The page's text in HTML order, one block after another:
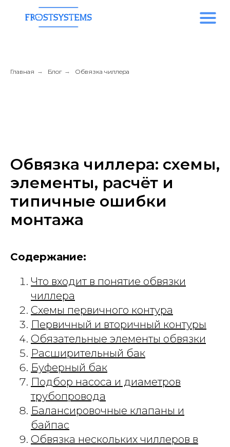
Главная → Блог → Обвязка чиллера
Обвязка чиллера: схемы,
элементы, расчёт и
типичные ошибки
монтажа
Содержание:
Что входит в понятие обвязки
чиллера
Схемы первичного контура
Первичный и вторичный контуры
Обязательные элементы обвязки
Расширительный бак
Буферный бак
Подбор насоса и диаметров
трубопровода
Балансировочные клапаны и
байпас
Обвязка нескольких чиллеров в